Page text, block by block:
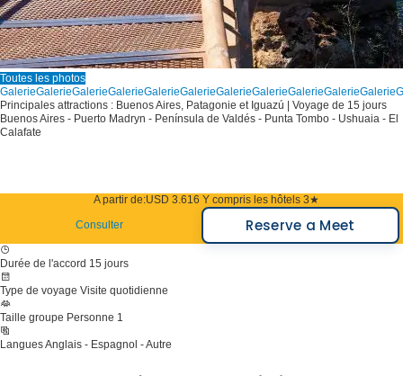
Toutes les photos
GalerieGalerieGalerieGalerieGalerieGalerieGalerieGalerieGalerieGalerieGalerie
Principales attractions : Buenos Aires, Patagonie et Iguazú | Voyage de 15 jours
Buenos Aires - Puerto Madryn - Península de Valdés - Punta Tombo - Ushuaia - El
Calafate
A partir de:USD 3.616 Y compris les hôtels 3★
Consulter
Reserve a Meet
Durée de l'accord 15 jours
Type de voyage Visite quotidienne
Taille groupe Personne 1
LanguesAnglais - Espagnol - Autre